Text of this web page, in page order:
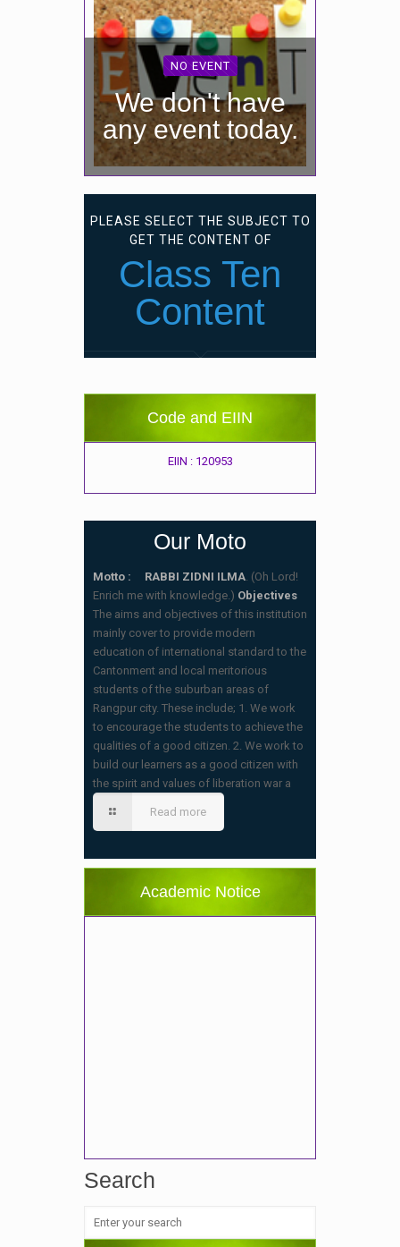
NO EVENT
We don't have
any event today.
PLEASE SELECT THE SUBJECT TO
GET THE CONTENT OF
Class Ten
Content
Code and EIIN
EIIN : 120953
Our Moto
Motto : RABBI ZIDNI ILMA. (Oh Lord!
Enrich me with knowledge.) Objectives
The aims and objectives of this institution
mainly cover to provide modern
education of international standard to the
Cantonment and local meritorious
students of the suburban areas of
Rangpur city. These include; 1. We work
to encourage the students to achieve the
qualities of a good citizen. 2. We work to
build our learners as a good citizen with
the spirit and values of liberation war a
Read more
Academic Notice
Search